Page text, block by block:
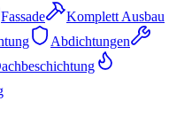
Fassade
Komplett Ausbau
Abdichtungen